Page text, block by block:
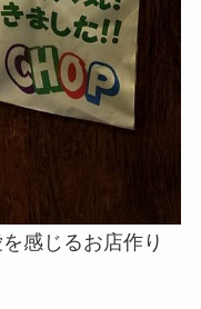
感じるお店作り